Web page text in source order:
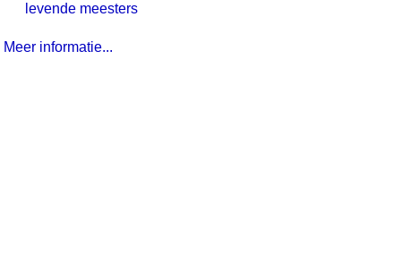
levende meesters
Meer informatie...